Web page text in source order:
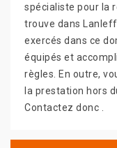
spécialiste pour la
trouve dans
exercés dans ce
équipés et
règles. En outre,
la prestation hors
Contactez donc .